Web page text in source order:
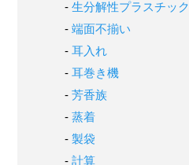
生分解性プラスチック
端面不揃い
耳入れ
耳巻き機
芳香族
蒸着
製袋
計算